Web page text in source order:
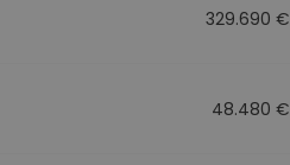
329.690 €
48.480 €